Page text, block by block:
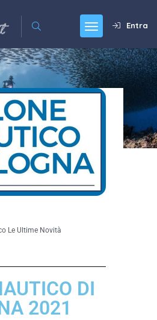
Entra
Le Ultime Novità
DI
2021